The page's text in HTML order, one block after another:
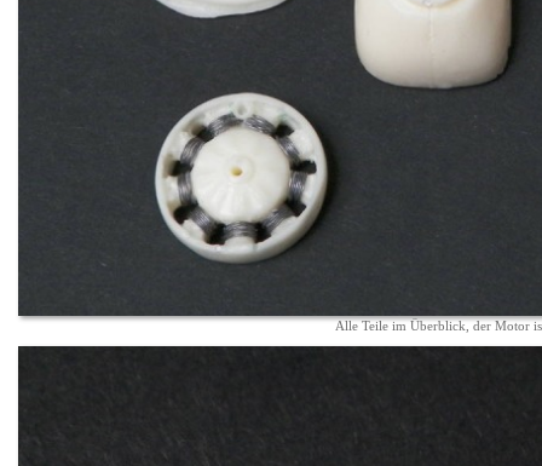
Alle Teile im Überblick, der Motor